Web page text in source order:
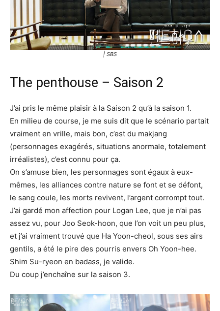
| SBS
The penthouse – Saison 2
J’ai pris le même plaisir à la Saison 2 qu’à la saison 1.
En milieu de course, je me suis dit que le scénario partait
vraiment en vrille, mais bon, c’est du makjang
(personnages exagérés, situations anormale, totalement
irréalistes), c’est connu pour ça.
On s’amuse bien, les personnages sont égaux à eux-
mêmes, les alliances contre nature se font et se défont,
le sang coule, les morts revivent, l’argent corrompt tout.
J’ai gardé mon affection pour Logan Lee, que je n’ai pas
assez vu, pour Joo Seok-hoon, que l’on voit un peu plus,
et j’ai vraiment trouvé que Ha Yoon-cheol, sous ses airs
gentils, a été le pire des pourris envers Oh Yoon-hee.
Shim Su-ryeon en badass, je valide.
Du coup j’enchaîne sur la saison 3.